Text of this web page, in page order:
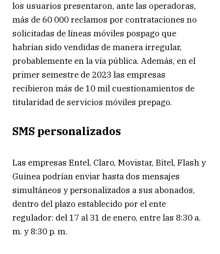
los usuarios presentaron, ante las operadoras,
más de 60 000 reclamos por contrataciones no
solicitadas de líneas móviles pospago que
habrían sido vendidas de manera irregular,
probablemente en la vía pública. Además, en el
primer semestre de 2023 las empresas
recibieron más de 10 mil cuestionamientos de
titularidad de servicios móviles prepago.
SMS personalizados
Las empresas Entel, Claro, Movistar, Bitel, Flash y
Guinea podrían enviar hasta dos mensajes
simultáneos y personalizados a sus abonados,
dentro del plazo establecido por el ente
regulador: del 17 al 31 de enero, entre las 8:30 a.
m. y 8:30 p. m.